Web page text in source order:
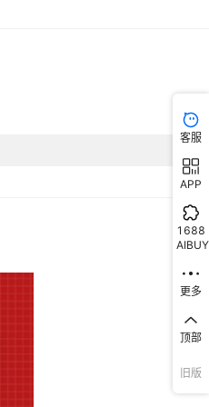
客服
APP
1688
AIBUY
更多
顶部
旧版